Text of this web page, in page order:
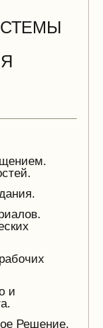
и
Решение,